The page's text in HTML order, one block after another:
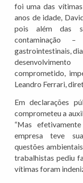
foi uma das
anos de idade,
pois além das
contaminação –
gastrointestinais,
comprometido,
Leandro Ferrari,
Em declarações
comprometeu a
“Mas
empresa teve
questões
trabalhistas pediu
vítimas foram